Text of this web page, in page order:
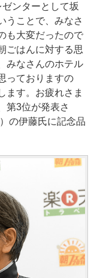
ンターとして坂
うことで、みなさ
も大変だったので
ごはんに対する思
みなさんのホテル
っておりますの
ます。お疲れさま
第3位が発表さ
の伊藤氏に記念品